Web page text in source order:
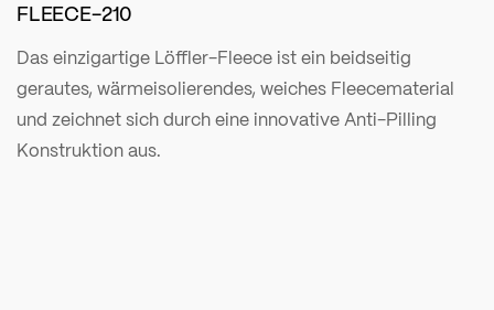
FLEECE-210
Das einzigartige Löffler-Fleece ist ein beidseitig
gerautes, wärmeisolierendes, weiches Fleecematerial
und zeichnet sich durch eine innovative Anti-Pilling
Konstruktion aus.